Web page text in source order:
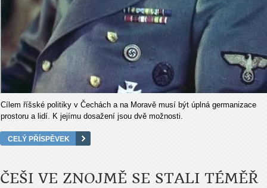
Cílem říšské politiky v Čechách a na Moravě musí být úplná germanizace
prostoru a lidí. K jejímu dosažení jsou dvě možnosti.
CELÝ PŘÍSPĚVEK
ČEŠI VE ZNOJMĚ SE STALI TÉMĚŘ